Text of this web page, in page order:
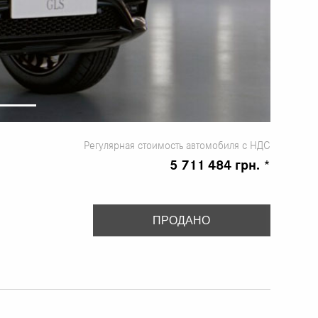
Регулярная стоимость автомобиля с НДС
5 711 484 грн. *
ПРОДАНО